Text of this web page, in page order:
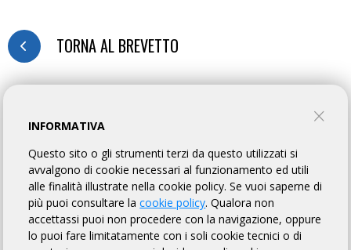
TORNA AL BREVETTO
MODALITÀ DI ISCRIZIONE
MODALITÀ DI PAGAMENTO
INFORMATIVA
Questo sito o gli strumenti terzi da questo utilizzati si
avvalgono di cookie necessari al funzionamento ed utili
alle finalità illustrate nella cookie policy. Se vuoi saperne di
più puoi consultare lacookie policy. Qualora non
accettassi puoi non procedere con la navigazione, oppure
lo puoi fare limitatamente con i soli cookie tecnici o di